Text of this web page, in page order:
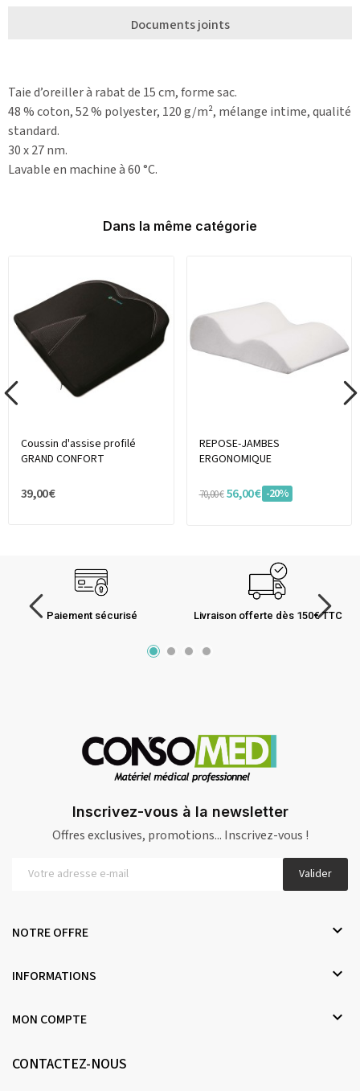
Documents joints
Taie d’oreiller à rabat de 15 cm, forme sac.
48 % coton, 52 % polyester, 120 g/m², mélange intime, qualité
standard.
30 x 27 nm.
Lavable en machine à 60 °C.
Dans la même catégorie
Coussin d'assise profilé
GRAND CONFORT
39,00 €
REPOSE-JAMBES
ERGONOMIQUE
70,00 € 56,00 € -20%
Paiement sécurisé Livraison offerte dès 150€ TTC
Inscrivez-vous à la newsletter
Offres exclusives, promotions... Inscrivez-vous !
Valider
NOTRE OFFRE 
INFORMATIONS 
MON COMPTE 
CONTACTEZ-NOUS